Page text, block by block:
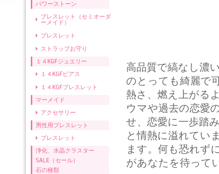
パワーストーン
ブレスレット（セミオーダ
ーメイド）
ブレスレット
ストラップお守り
１４KGFジュエリー
１４KGFピアス
１４KGFブレスレット
マーメイド
アクセサリー
男性用ブレスレット
ブレスレット
浄化、水晶クラスター
SALE（セール）
石の種類
高品質で縞なし濃
のとっても綺麗で
熱さ、燃え上がる
ウマや過去の恋愛
せ、恋愛に一歩踏
と情熱に溢れてい
ます。何も恐れず
があなたを待って